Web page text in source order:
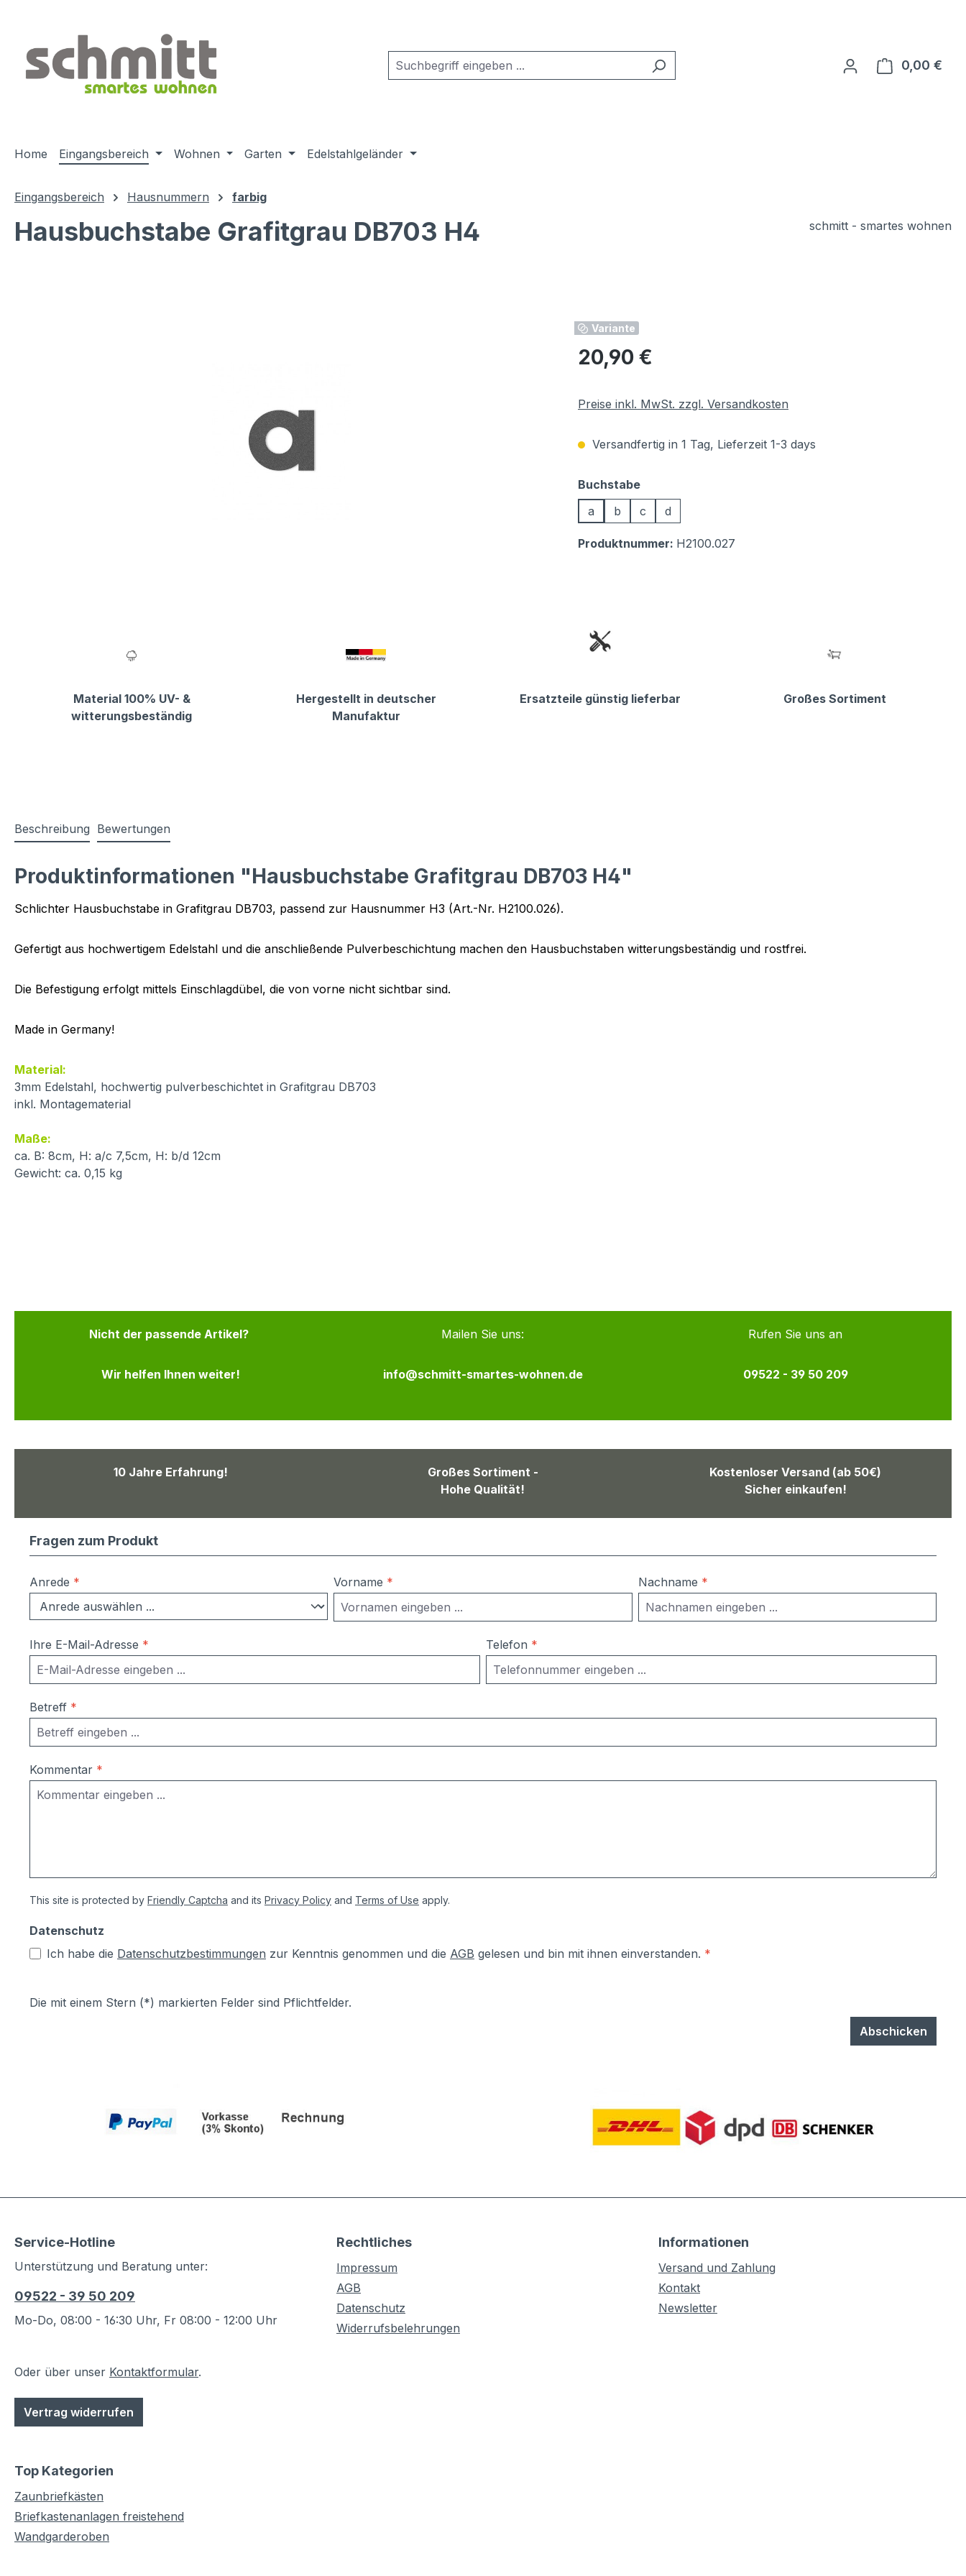
0,00 €
Home Eingangsbereich Wohnen Garten Edelstahlgeländer
Eingangsbereich Hausnummern farbig
Hausbuchstabe Grafitgrau DB703 H4 schmitt - smartes wohnen
Variante
Regulärer Preis:
20,90 €
Preise inkl. MwSt. zzgl. Versandkosten
Versandfertig in 1 Tag, Lieferzeit 1-3 days
Buchstabeauswählen
a
b c d
Produktnummer: H2100.027
Material 100% UV- &
witterungsbeständig
Hergestellt in deutscher
Manufaktur
Ersatzteile günstig lieferbar Großes Sortiment
Beschreibung Bewertungen
Produktinformationen "Hausbuchstabe Grafitgrau DB703 H4"
Schlichter Hausbuchstabe in Grafitgrau DB703, passend zur Hausnummer H3 (Art.-Nr. H2100.026).
Gefertigt aus hochwertigem Edelstahl und die anschließende Pulverbeschichtung machen den Hausbuchstaben witterungsbeständig und rostfrei.
Die Befestigung erfolgt mittels Einschlagdübel, die von vorne nicht sichtbar sind.
Made in Germany!
Material:
3mm Edelstahl, hochwertig pulverbeschichtet in Grafitgrau DB703
inkl. Montagematerial
Maße:
ca. B: 8cm, H: a/c 7,5cm, H: b/d 12cm
Gewicht: ca. 0,15 kg
Nicht der passende Artikel?
Wir helfen Ihnen weiter!
Mailen Sie uns:
info@schmitt-smartes-wohnen.de
Rufen Sie uns an
09522 - 39 50 209
10 Jahre Erfahrung!
Großes Sortiment -
Hohe Qualität!
Kostenloser Versand (ab 50€)
Sicher einkaufen!
Fragen zum Produkt
Anrede * Vorname * Nachname *
Ihre E-Mail-Adresse * Telefon *
Betreff *
Kommentar *
This site is protected by Friendly Captcha and its Privacy Policy and Terms of Use apply.
Datenschutz
Ich habe die Datenschutzbestimmungen zur Kenntnis genommen und die AGB gelesen und bin mit ihnen einverstanden. *
Die mit einem Stern (*) markierten Felder sind Pflichtfelder.
Abschicken
Service-Hotline
Unterstützung und Beratung unter:
09522 - 39 50 209
Mo-Do, 08:00 - 16:30 Uhr, Fr 08:00 - 12:00 Uhr
Oder über unser Kontaktformular.
Vertrag widerrufen
Rechtliches
Impressum
AGB
Datenschutz
Widerrufsbelehrungen
Informationen
Versand und Zahlung
Kontakt
Newsletter
Top Kategorien
Zaunbriefkästen
Briefkastenanlagen freistehend
Wandgarderoben